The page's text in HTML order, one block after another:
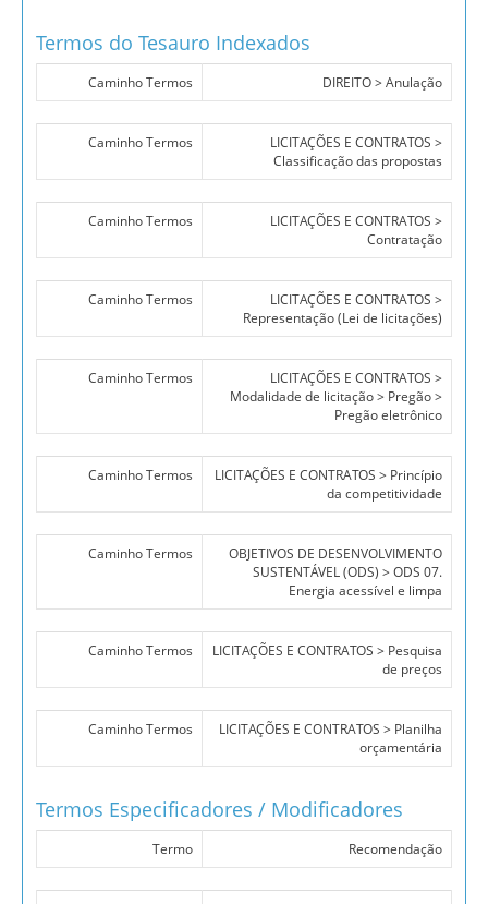
Termos do Tesauro Indexados
Caminho Termos DIREITO > Anulação
Caminho Termos
LICITAÇÕES E CONTRATOS >
Classificação das propostas
Caminho Termos
LICITAÇÕES E CONTRATOS >
Contratação
Caminho Termos
LICITAÇÕES E CONTRATOS >
Representação (Lei de licitações)
Caminho Termos
LICITAÇÕES E CONTRATOS >
Modalidade de licitação > Pregão >
Pregão eletrônico
Caminho Termos
LICITAÇÕES E CONTRATOS > Princípio
da competitividade
Caminho Termos
OBJETIVOS DE DESENVOLVIMENTO
SUSTENTÁVEL (ODS) > ODS 07.
Energia acessível e limpa
Caminho Termos
LICITAÇÕES E CONTRATOS > Pesquisa
de preços
Caminho Termos
LICITAÇÕES E CONTRATOS > Planilha
orçamentária
Termos Especificadores / Modificadores
Termo Recomendação